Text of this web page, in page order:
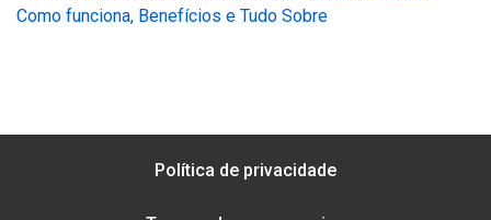
Como funciona, Benefícios e Tudo Sobre
Política de privacidade